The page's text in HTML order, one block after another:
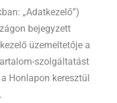
„Adatkezelő”)
bejegyzett
üzemeltetője a
szolgáltatást
Honlapon keresztül